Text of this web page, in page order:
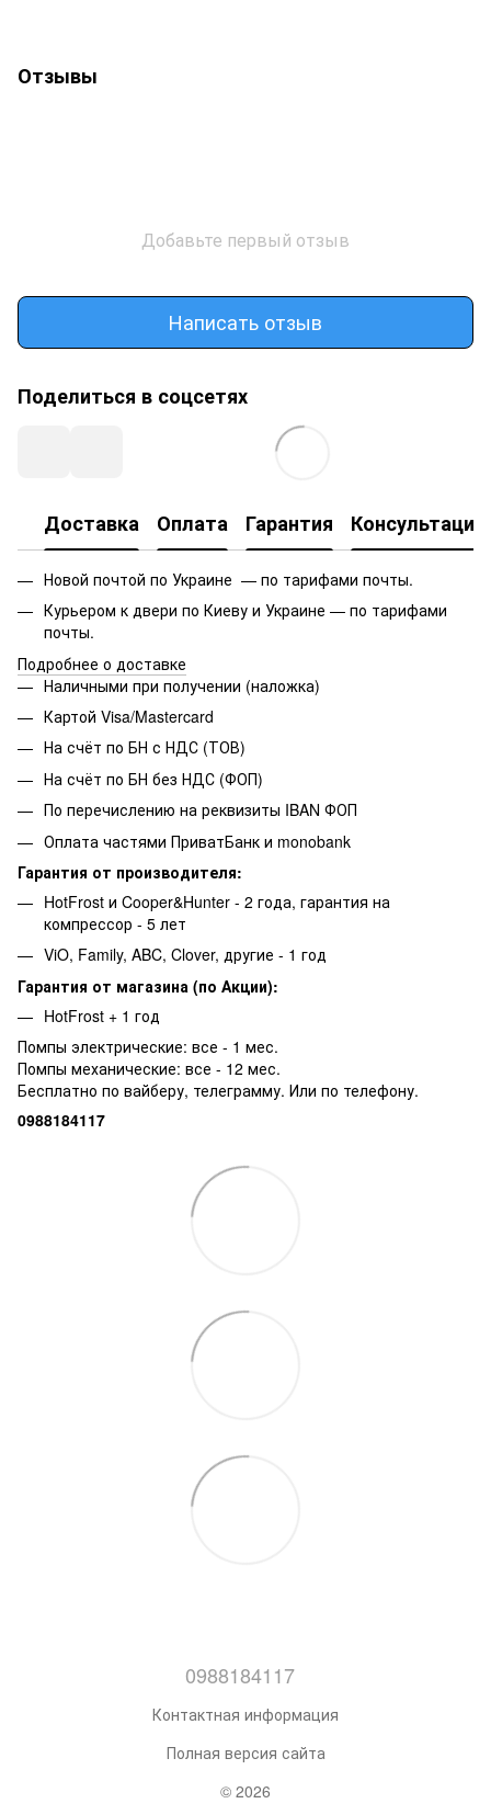
Отзывы
Добавьте первый отзыв
Написать отзыв
Поделиться в соцсетях
Доставка Оплата Гарантия Консультация
Новой почтой по Украине — по тарифами почты.
Курьером к двери по Киеву и Украине — по тарифами
почты.
Подробнее о доставке
Наличными при получении (наложка)
Картой Visa/Mastercard
На счёт по БН с НДС (ТОВ)
На счёт по БН без НДС (ФОП)
По перечислению на реквизиты IBAN ФОП
Оплата частями ПриватБанк и monobank
Гарантия от производителя:
HotFrost и Cooper&Hunter - 2 года, гарантия на
компрессор - 5 лет
ViO, Family, ABC, Clover, другие - 1 год
Гарантия от магазина (по Акции):
HotFrost + 1 год
Помпы электрические: все - 1 мес.
Помпы механические: все - 12 мес.
Бесплатно по вайберу, телеграмму. Или по телефону.
0988184117
0988184117
Контактная информация
Полная версия сайта
© 2026